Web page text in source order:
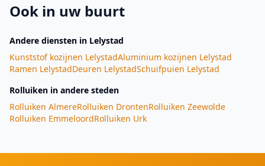
Ook in uw buurt
Andere diensten in Lelystad
Kunststof kozijnen LelystadAluminium kozijnen Lelystad
Ramen LelystadDeuren LelystadSchuifpuien Lelystad
Rolluiken in andere steden
Rolluiken AlmereRolluiken DrontenRolluiken Zeewolde
Rolluiken EmmeloordRolluiken Urk